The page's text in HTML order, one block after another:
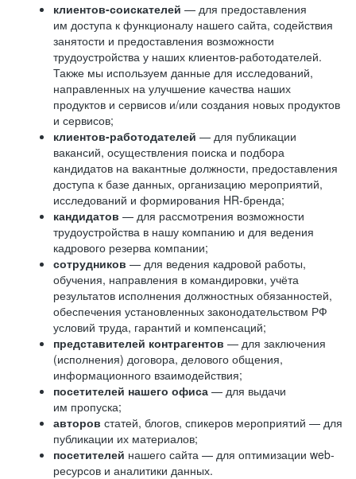
клиентов-соискателей — для предоставления
им доступа к функционалу нашего сайта, содействия
занятости и предоставления возможности
трудоустройства у наших клиентов-работодателей.
Также мы используем данные для исследований,
направленных на улучшение качества наших
продуктов и сервисов и/или создания новых продуктов
и сервисов;
клиентов-работодателей — для публикации
вакансий, осуществления поиска и подбора
кандидатов на вакантные должности, предоставления
доступа к базе данных, организацию мероприятий,
исследований и формирования HR-бренда;
кандидатов — для рассмотрения возможности
трудоустройства в нашу компанию и для ведения
кадрового резерва компании;
сотрудников — для ведения кадровой работы,
обучения, направления в командировки, учёта
результатов исполнения должностных обязанностей,
обеспечения установленных законодательством РФ
условий труда, гарантий и компенсаций;
представителей контрагентов — для заключения
(исполнения) договора, делового общения,
информационного взаимодействия;
посетителей нашего офиса — для выдачи
им пропуска;
авторов статей, блогов, спикеров мероприятий — для
публикации их материалов;
посетителей нашего сайта — для оптимизации web-
ресурсов и аналитики данных.